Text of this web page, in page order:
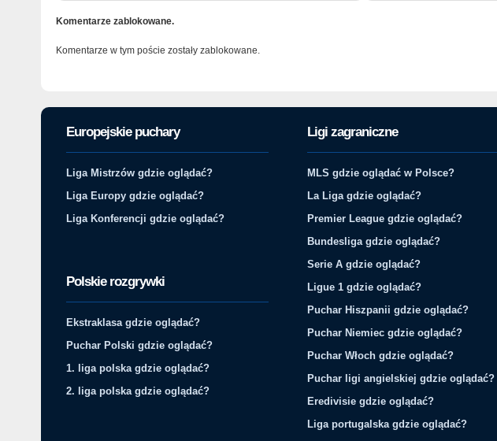
Komentarze zablokowane.
Komentarze w tym poście zostały zablokowane.
Europejskie puchary
Liga Mistrzów gdzie oglądać?
Liga Europy gdzie oglądać?
Liga Konferencji gdzie oglądać?
Polskie rozgrywki
Ekstraklasa gdzie oglądać?
Puchar Polski gdzie oglądać?
1. liga polska gdzie oglądać?
2. liga polska gdzie oglądać?
Ligi zagraniczne
MLS gdzie oglądać w Polsce?
La Liga gdzie oglądać?
Premier League gdzie oglądać?
Bundesliga gdzie oglądać?
Serie A gdzie oglądać?
Ligue 1 gdzie oglądać?
Puchar Hiszpanii gdzie oglądać?
Puchar Niemiec gdzie oglądać?
Puchar Włoch gdzie oglądać?
Puchar ligi angielskiej gdzie oglądać?
Eredivisie gdzie oglądać?
Liga portugalska gdzie oglądać?